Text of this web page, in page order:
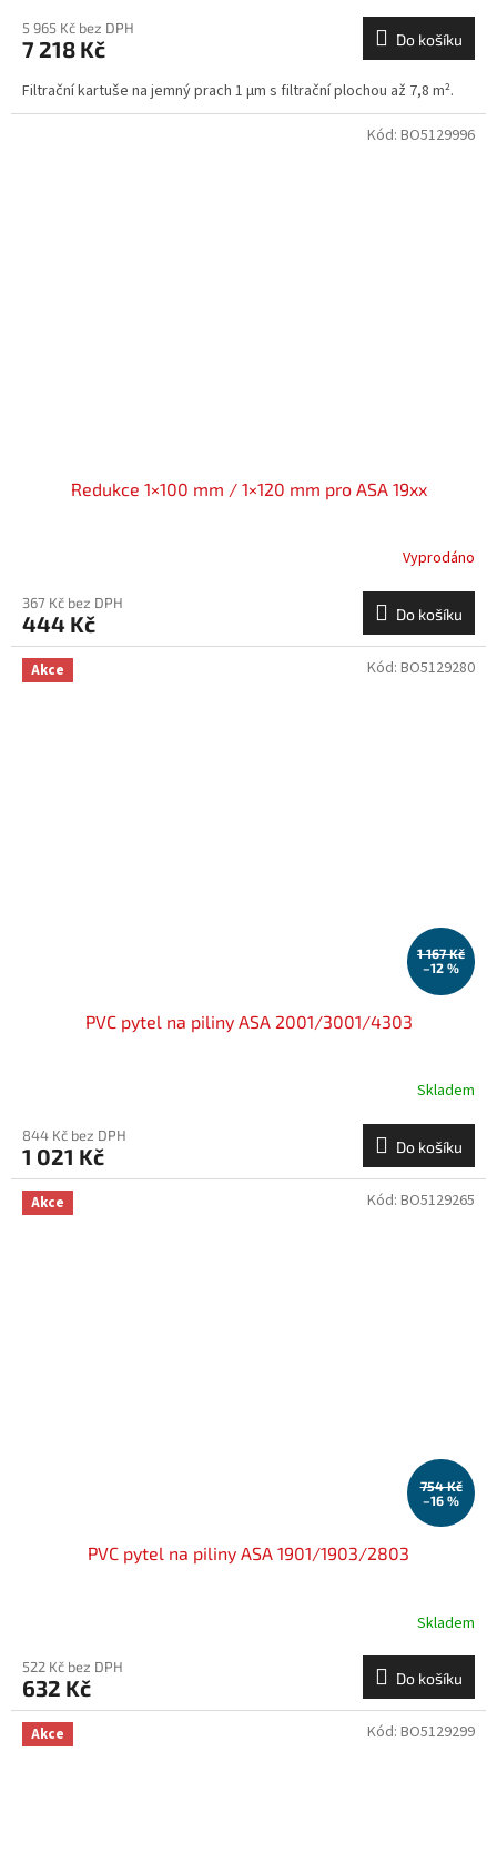
5 965 Kč bez DPH
7 218 Kč Do košíku
Filtrační kartuše na jemný prach 1 µm s filtrační plochou až 7,8 m².
Redukce 1×100 mm / 1×120 mm pro ASA 19xx
Vyprodáno
367 Kč bez DPH
444 Kč Do košíku
Kód: BO5129996
Akce
1 167 Kč
–12 %
PVC pytel na piliny ASA 2001/3001/4303
Skladem
844 Kč bez DPH
1 021 Kč Do košíku
Kód: BO5129280
Akce
754 Kč
–16 %
PVC pytel na piliny ASA 1901/1903/2803
Skladem
522 Kč bez DPH
632 Kč Do košíku
Kód: BO5129265
Akce Kód: BO5129299